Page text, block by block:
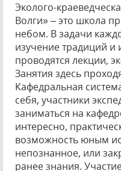
Эколого-
Волги» – это школа
небом. В задачи
изучение традиций и
проводятся лекции,
Занятия здесь
Кафедральная
себя, участники
заниматься на
интересно,
возможность юным
непознанное, или
ранее знания.